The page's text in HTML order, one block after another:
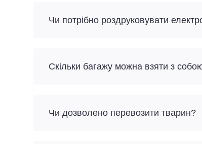
Чи потрібно роздруковувати
Скільки багажу можна взяти з
Чи дозволено перевозити тварин?